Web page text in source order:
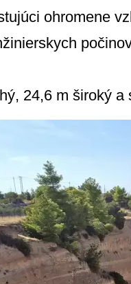
ohromene
24,6 m široký a